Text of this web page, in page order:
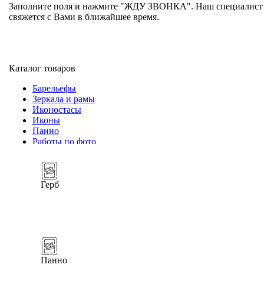
Заполните поля и нажмите "ЖДУ ЗВОНКА". Наш специалист
свяжется с Вами в ближайшее время.
Каталог товаров
Барельефы
Зеркала и рамы
Иконостасы
Иконы
Панно
Работы по фото
Герб
Панно